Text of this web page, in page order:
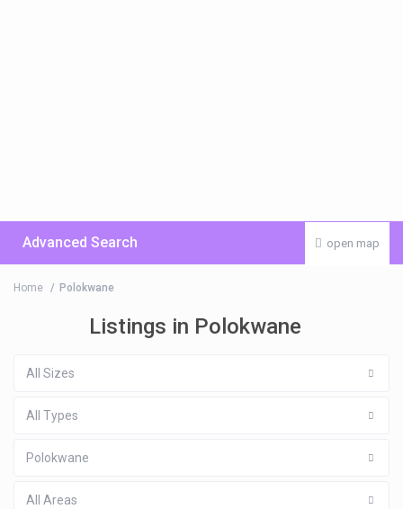
open map
Advanced Search
Home Polokwane
Listings in Polokwane
All Sizes
All Types
Polokwane
All Areas